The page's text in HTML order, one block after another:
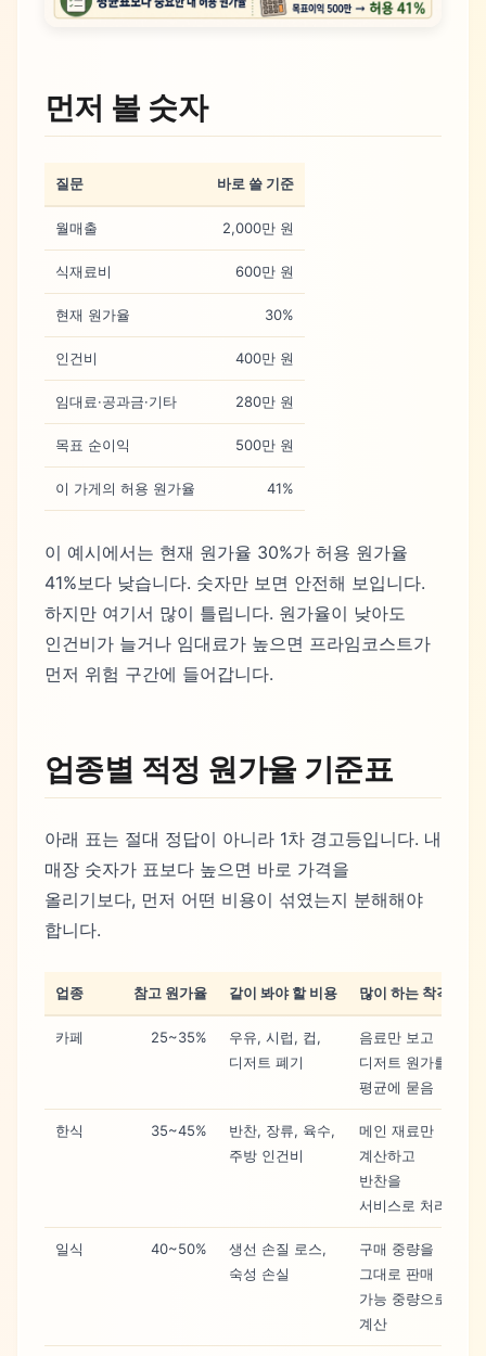
먼저 볼 숫자
질문 바로 쓸 기준
월매출 2,000만 원
식재료비 600만 원
현재 원가율 30%
인건비 400만 원
임대료·공과금·기타 280만 원
목표 순이익 500만 원
이 가게의 허용 원가율 41%
이 예시에서는 현재 원가율 30%가 허용 원가율
41%보다 낮습니다. 숫자만 보면 안전해 보입니다.
하지만 여기서 많이 틀립니다. 원가율이 낮아도
인건비가 늘거나 임대료가 높으면 프라임코스트가
먼저 위험 구간에 들어갑니다.
업종별 적정 원가율 기준표
아래 표는 절대 정답이 아니라 1차 경고등입니다. 내
매장 숫자가 표보다 높으면 바로 가격을
올리기보다, 먼저 어떤 비용이 섞였는지 분해해야
합니다.
업종 참고 원가율 같이 봐야 할 비용 많이 하는 착각
카페 25~35%
우유, 시럽, 컵,
디저트 폐기
음료만 보고
디저트 원가를
평균에 묻음
한식 35~45%
반찬, 장류, 육수,
주방 인건비
메인 재료만
계산하고
반찬을
서비스로 처리
일식 40~50%
생선 손질 로스,
숙성 손실
구매 중량을
그대로 판매
가능 중량으로
계산